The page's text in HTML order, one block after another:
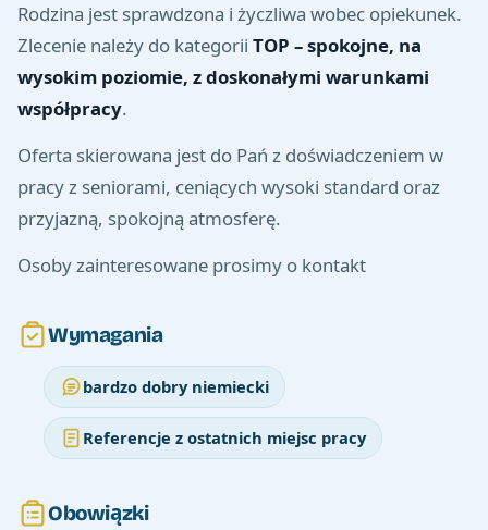
Rodzina jest sprawdzona i życzliwa wobec opiekunek.
Zlecenie należy do kategorii TOP – spokojne, na
wysokim poziomie, z doskonałymi warunkami
współpracy.
Oferta skierowana jest do Pań z doświadczeniem w
pracy z seniorami, ceniących wysoki standard oraz
przyjazną, spokojną atmosferę.
Osoby zainteresowane prosimy o kontakt
Wymagania
bardzo dobry niemiecki
Referencje z ostatnich miejsc pracy
Obowiązki